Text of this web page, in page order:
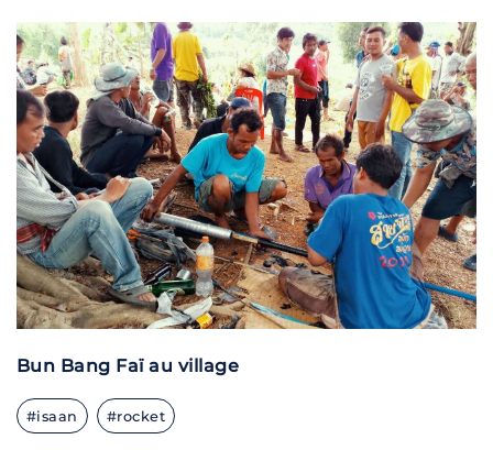
Bun Bang Faï au village
#isaan #rocket